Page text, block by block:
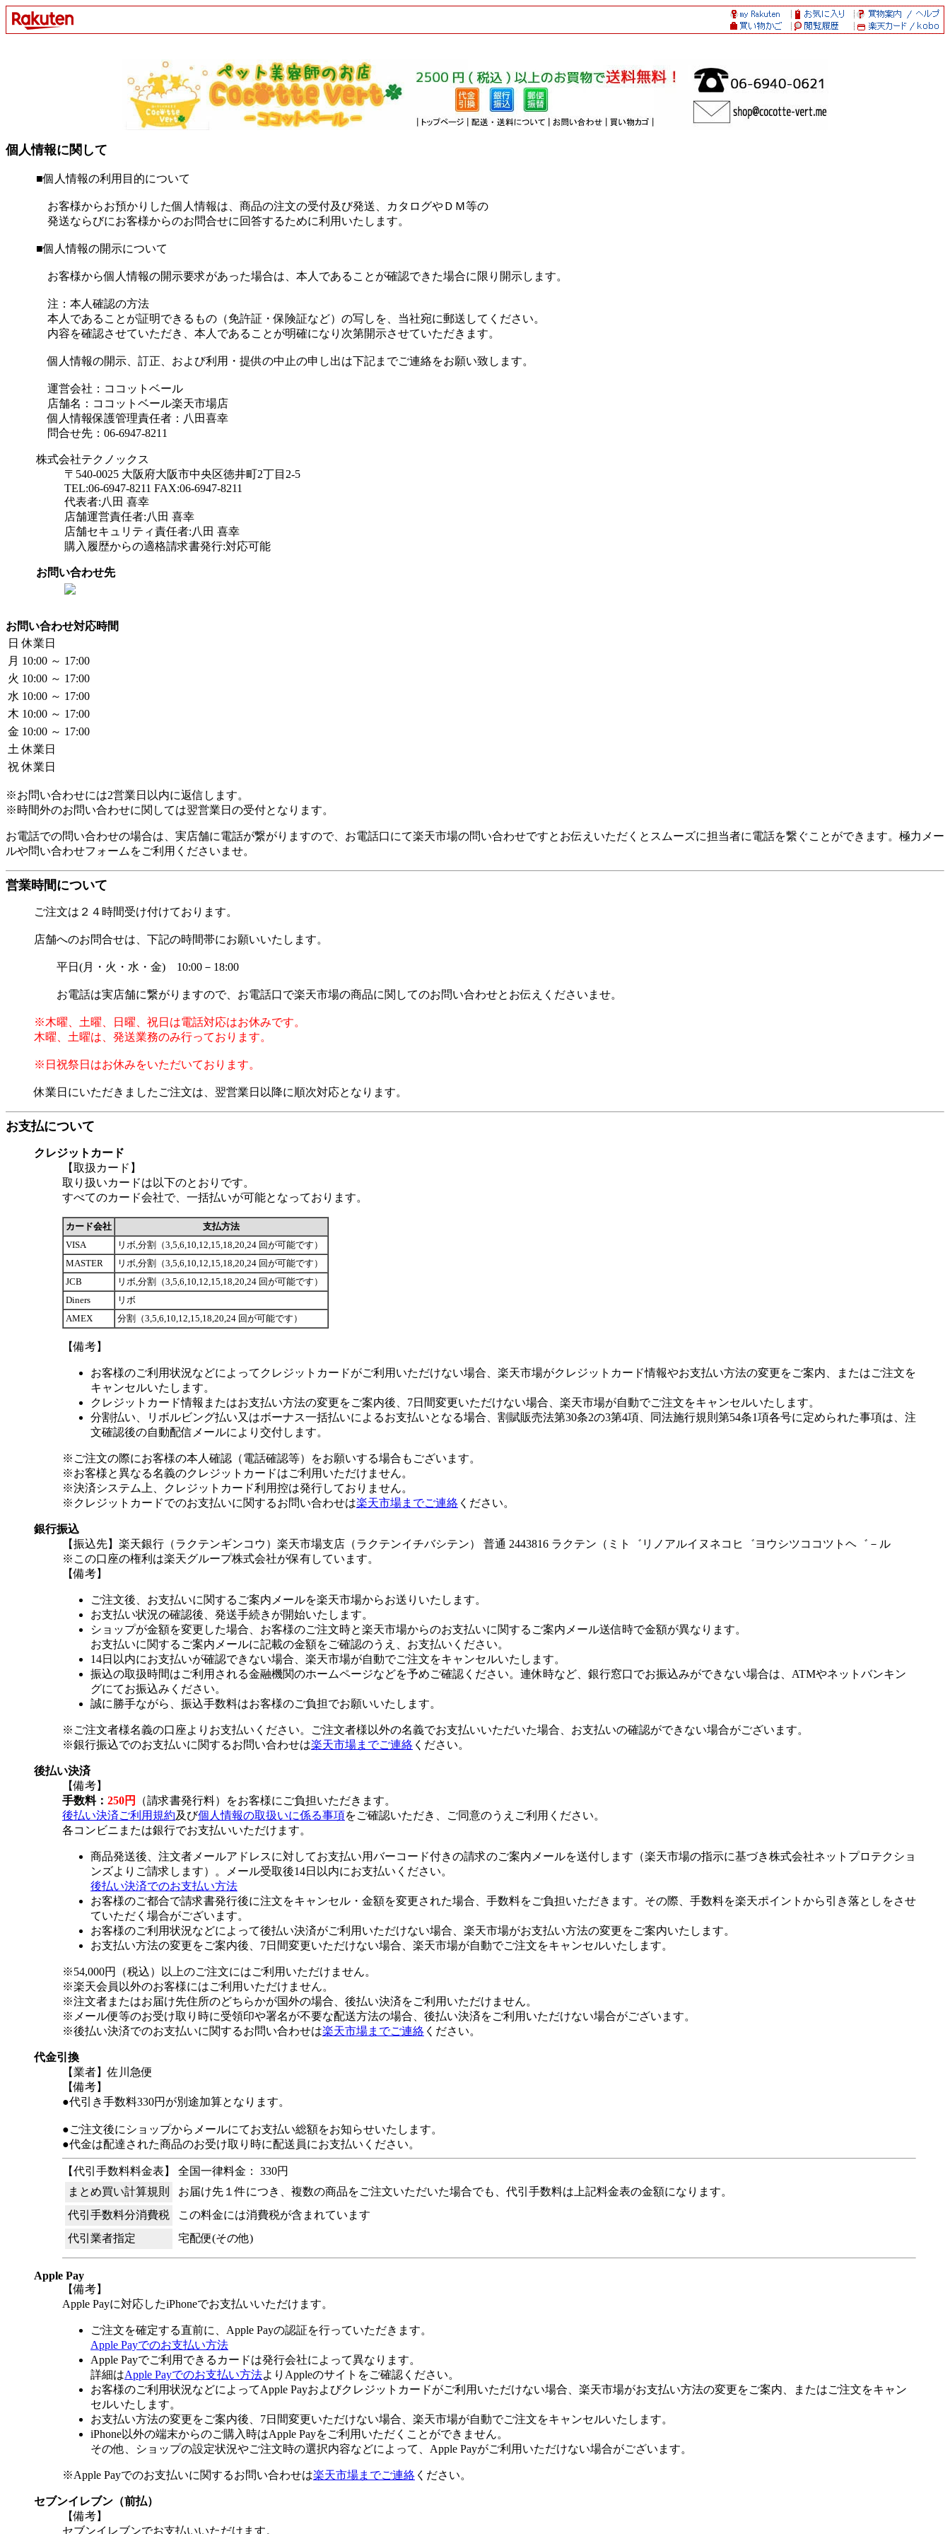
個人情報に関して
■個人情報の利用目的について
お客様からお預かりした個人情報は、商品の注文の受付及び発送、カタログやＤＭ等の
発送ならびにお客様からのお問合せに回答するために利用いたします。
■個人情報の開示について
お客様から個人情報の開示要求があった場合は、本人であることが確認できた場合に限り開示します。
注：本人確認の方法
本人であることが証明できるもの（免許証・保険証など）の写しを、当社宛に郵送してください。
内容を確認させていただき、本人であることが明確になり次第開示させていただきます。
個人情報の開示、訂正、および利用・提供の中止の申し出は下記までご連絡をお願い致します。
運営会社：ココットベール
店舗名：ココットベール楽天市場店
個人情報保護管理責任者：八田喜幸
問合せ先：06-6947-8211
株式会社テクノックス
〒540-0025 大阪府大阪市中央区徳井町2丁目2-5
TEL:06-6947-8211 FAX:06-6947-8211
代表者:八田 喜幸
店舗運営責任者:八田 喜幸
店舗セキュリティ責任者:八田 喜幸
購入履歴からの適格請求書発行:対応可能
お問い合わせ先
お問い合わせ対応時間
日 休業日
月 10:00 ～ 17:00
火 10:00 ～ 17:00
水 10:00 ～ 17:00
木 10:00 ～ 17:00
金 10:00 ～ 17:00
土 休業日
祝 休業日
※お問い合わせには2営業日以内に返信します。
※時間外のお問い合わせに関しては翌営業日の受付となります。
お電話での問い合わせの場合は、実店舗に電話が繋がりますので、お電話口にて楽天市場の問い合わせですとお伝えいただくとスムーズに担当者に電話を繋ぐことができます。極力メー
ルや問い合わせフォームをご利用くださいませ。
営業時間について
ご注文は２４時間受け付けております。
店舗へのお問合せは、下記の時間帯にお願いいたします。
平日(月・火・水・金) 10:00－18:00
お電話は実店舗に繋がりますので、お電話口で楽天市場の商品に関してのお問い合わせとお伝えくださいませ。
※木曜、土曜、日曜、祝日は電話対応はお休みです。
木曜、土曜は、発送業務のみ行っております。
※日祝祭日はお休みをいただいております。
休業日にいただきましたご注文は、翌営業日以降に順次対応となります。
お支払について
クレジットカード
【取扱カード】
取り扱いカードは以下のとおりです。
すべてのカード会社で、一括払いが可能となっております。
カード会社
支払方法
VISA
リボ,分割（3,5,6,10,12,15,18,20,24 回が可能です）
MASTER
リボ,分割（3,5,6,10,12,15,18,20,24 回が可能です）
JCB
リボ,分割（3,5,6,10,12,15,18,20,24 回が可能です）
Diners
リボ
AMEX
分割（3,5,6,10,12,15,18,20,24 回が可能です）
【備考】
お客様のご利用状況などによってクレジットカードがご利用いただけない場合、楽天市場がクレジットカード情報やお支払い方法の変更をご案内、またはご注文を
キャンセルいたします。
クレジットカード情報またはお支払い方法の変更をご案内後、7日間変更いただけない場合、楽天市場が自動でご注文をキャンセルいたします。
分割払い、リボルビング払い又はボーナス一括払いによるお支払いとなる場合、割賦販売法第30条2の3第4項、同法施行規則第54条1項各号に定められた事項は、注
文確認後の自動配信メールにより交付します。
※ご注文の際にお客様の本人確認（電話確認等）をお願いする場合もございます。
※お客様と異なる名義のクレジットカードはご利用いただけません。
※決済システム上、クレジットカード利用控は発行しておりません。
※クレジットカードでのお支払いに関するお問い合わせは楽天市場までご連絡 ください。
銀行振込
【振込先】楽天銀行（ラクテンギンコウ）楽天市場支店（ラクテンイチバシテン） 普通 2443816 ラクテン（ミト゛リノアルイヌネコヒ゛ヨウシツココツトヘ゛－ル
※この口座の権利は楽天グループ株式会社が保有しています。
【備考】
ご注文後、お支払いに関するご案内メールを楽天市場からお送りいたします。
お支払い状況の確認後、発送手続きが開始いたします。
ショップが金額を変更した場合、お客様のご注文時と楽天市場からのお支払いに関するご案内メール送信時で金額が異なります。
お支払いに関するご案内メールに記載の金額をご確認のうえ、お支払いください。
14日以内にお支払いが確認できない場合、楽天市場が自動でご注文をキャンセルいたします。
振込の取扱時間はご利用される金融機関のホームページなどを予めご確認ください。連休時など、銀行窓口でお振込みができない場合は、ATMやネットバンキン
グにてお振込みください。
誠に勝手ながら、振込手数料はお客様のご負担でお願いいたします。
※ご注文者様名義の口座よりお支払いください。ご注文者様以外の名義でお支払いいただいた場合、お支払いの確認ができない場合がございます。
※銀行振込でのお支払いに関するお問い合わせは楽天市場までご連絡 ください。
後払い決済
【備考】
手数料： 250円
（請求書発行料）をお客様にご負担いただきます。
後払い決済ご利用規約及び個人情報の取扱いに係る事項をご確認いただき、ご同意のうえご利用ください。
各コンビニまたは銀行でお支払いいただけます。
商品発送後、注文者メールアドレスに対してお支払い用バーコード付きの請求のご案内メールを送付します（楽天市場の指示に基づき株式会社ネットプロテクショ
ンズよりご請求します）。メール受取後14日以内にお支払いください。
後払い決済でのお支払い方法
お客様のご都合で請求書発行後に注文をキャンセル・金額を変更された場合、手数料をご負担いただきます。その際、手数料を楽天ポイントから引き落としをさせ
ていただく場合がございます。
お客様のご利用状況などによって後払い決済がご利用いただけない場合、楽天市場がお支払い方法の変更をご案内いたします。
お支払い方法の変更をご案内後、7日間変更いただけない場合、楽天市場が自動でご注文をキャンセルいたします。
※54,000円（税込）以上のご注文にはご利用いただけません。
※楽天会員以外のお客様にはご利用いただけません。
※注文者またはお届け先住所のどちらかが国外の場合、後払い決済をご利用いただけません。
※メール便等のお受け取り時に受領印や署名が不要な配送方法の場合、後払い決済をご利用いただけない場合がございます。
※後払い決済でのお支払いに関するお問い合わせは楽天市場までご連絡 ください。
代金引換
【業者】佐川急便
【備考】
●代引き手数料330円が別途加算となります。
●ご注文後にショップからメールにてお支払い総額をお知らせいたします。
●代金は配達された商品のお受け取り時に配送員にお支払いください。
【代引手数料料金表】 全国一律料金： 330円
まとめ買い計算規則
お届け先１件につき、複数の商品をご注文いただいた場合でも、代引手数料は上記料金表の金額になります。
代引手数料分消費税
この料金には消費税が含まれています
代引業者指定
宅配便(その他)
Apple Pay
【備考】
Apple Payに対応したiPhoneでお支払いいただけます。
ご注文を確定する直前に、Apple Payの認証を行っていただきます。
Apple Payでのお支払い方法
Apple Payでご利用できるカードは発行会社によって異なります。
詳細はApple Payでのお支払い方法よりAppleのサイトをご確認ください。
お客様のご利用状況などによってApple Payおよびクレジットカードがご利用いただけない場合、楽天市場がお支払い方法の変更をご案内、またはご注文をキャン
セルいたします。
お支払い方法の変更をご案内後、7日間変更いただけない場合、楽天市場が自動でご注文をキャンセルいたします。
iPhone以外の端末からのご購入時はApple Payをご利用いただくことができません。
その他、ショップの設定状況やご注文時の選択内容などによって、Apple Payがご利用いただけない場合がございます。
※Apple Payでのお支払いに関するお問い合わせは楽天市場までご連絡 ください。
セブンイレブン（前払）
【備考】
セブンイレブンでお支払いいただけます。